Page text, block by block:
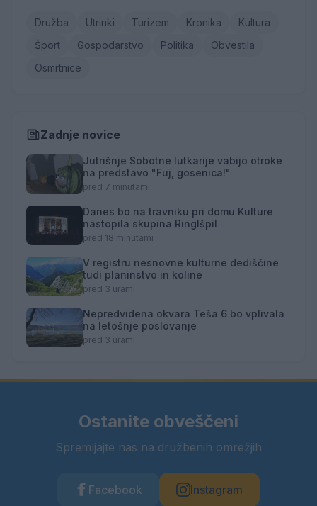
Družba Utrinki Turizem Kronika
Kultura
Šport
Gospodarstvo Politika
Obvestila
Osmrtnice
Zadnje novice
Jutrišnje Sobotne lutkarije vabijo otroke
na predstavo "Fuj, gosenica!"
pred 7 minutami
Danes bo na travniku pri domu Kulture
nastopila skupina Ringlšpil
pred 18 minutami
V registru nesnovne kulturne dediščine
tudi planinstvo in koline
pred 3 urami
Nepredvidena okvara Teša 6 bo vplivala
na letošnje poslovanje
pred 3 urami
Ostanite obveščeni
Spremljajte nas na družbenih omrežjih
Facebook Instagram